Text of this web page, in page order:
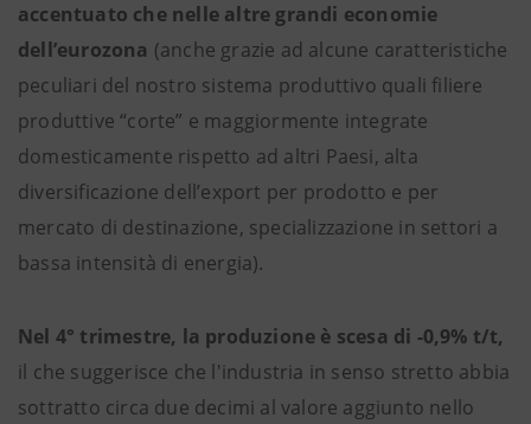
accentuato che nelle altre grandi economie
dell’eurozona (anche grazie ad alcune caratteristiche
peculiari del nostro sistema produttivo quali filiere
produttive “corte” e maggiormente integrate
domesticamente rispetto ad altri Paesi, alta
diversificazione dell’export per prodotto e per
mercato di destinazione, specializzazione in settori a
bassa intensità di energia).
Nel 4° trimestre, la produzione è scesa di -0,9% t/t,
il che suggerisce che l'industria in senso stretto abbia
sottratto circa due decimi al valore aggiunto nello